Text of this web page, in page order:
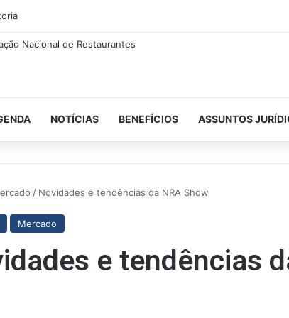
NOTÍCIAS BENEFÍCIOS ASSUNTOS
/ Novidades e tendências da NRA Show
Mercado
e tendências